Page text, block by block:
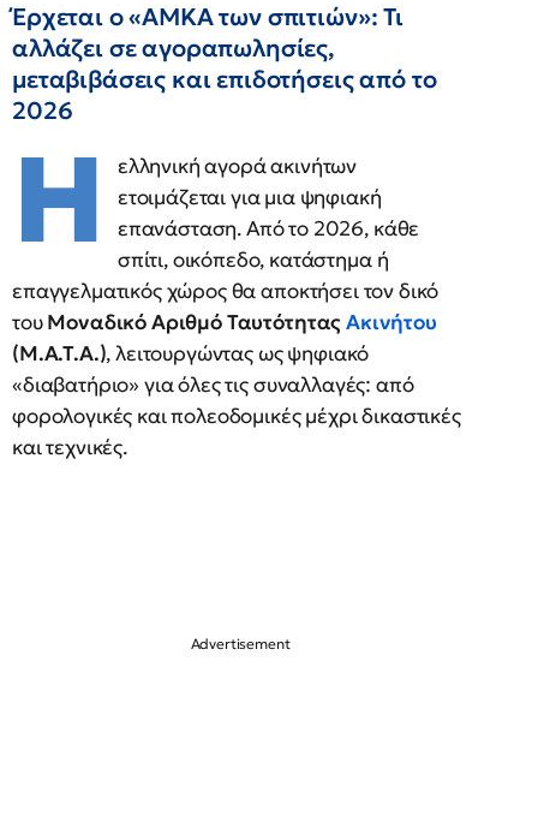
Έρχεται ο «ΑΜΚΑ των σπιτιών»: Τι
αλλάζει σε αγοραπωλησίες,
μεταβιβάσεις και επιδοτήσεις από το
2026
Η
ελληνική αγορά ακινήτων
ετοιμάζεται για μια ψηφιακή
επανάσταση. Από το 2026, κάθε
σπίτι, οικόπεδο, κατάστημα ή
επαγγελματικός χώρος θα αποκτήσει τον δικό
τουΜοναδικό Αριθμό ΤαυτότηταςΑκινήτου
(Μ.Α.Τ.Α.), λειτουργώντας ως ψηφιακό
«διαβατήριο» για όλες τις συναλλαγές: από
φορολογικές και πολεοδομικές μέχρι δικαστικές
και τεχνικές.